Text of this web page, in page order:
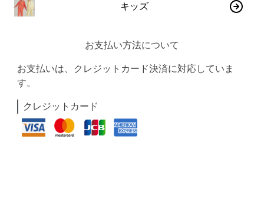
キッズ
お支払い方法について
お支払いは、クレジットカード決済に対応していま
す。
クレジットカード